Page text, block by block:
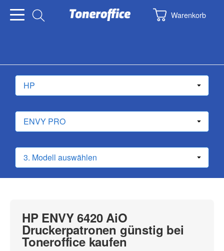
Warenkorb
HP ENVY 6420 AiO
Druckerpatronen günstig bei
Toneroffice kaufen